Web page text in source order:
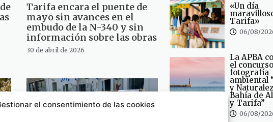
el consentimiento de las cookies
Tarifa encara el puente de
mayo sin avances en el
embudo de la N-340 y sin
información sobre las obras
30 de abril de 2026
«Un día
Tarifa»
06/08/
La APBA
el
fotografía
ambiental
y
Bahía de
y Tarifa”
06/08/